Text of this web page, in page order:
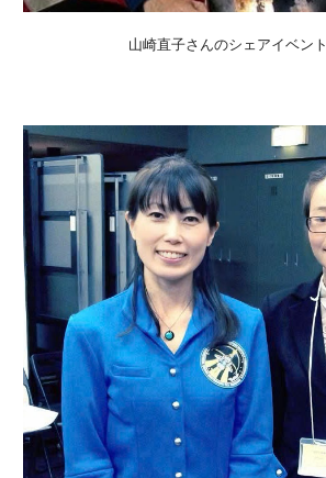
山崎直子さんのシェアイベント